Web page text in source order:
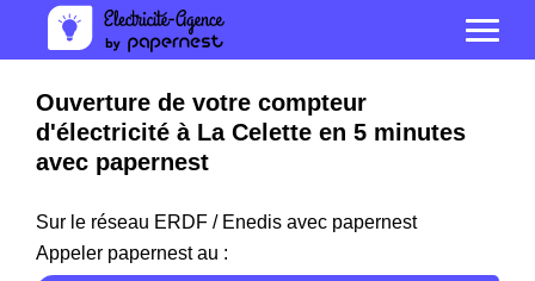
Ouverture de votre compteur
d'électricité à La Celette en 5 minutes
avec papernest
Sur le réseau ERDF / Enedis avec papernest
Appeler papernest au :